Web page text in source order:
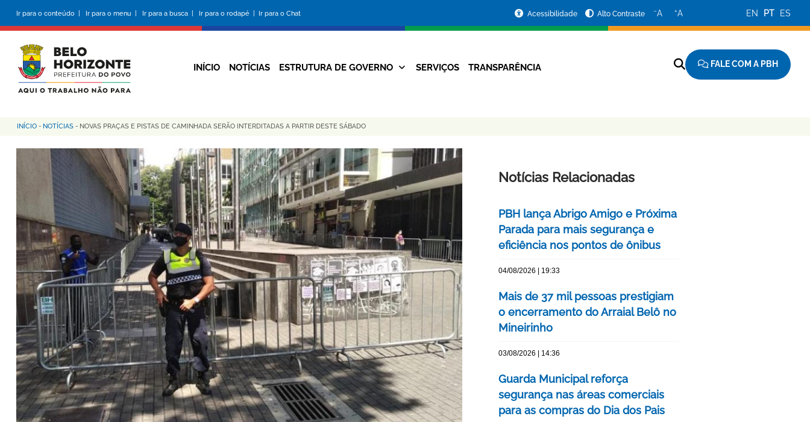
conteúdo
principal
Ir para o conteúdo | Ir para o menu | Ir para a busca | Ir para o rodapé | Ir para o Chat
da
Prefeitura
Acessibilidade Alto Contraste −A +A EN PT ES
Navegação
INÍCIO NOTÍCIAS ESTRUTURA DE GOVERNO SERVIÇOS TRANSPARÊNCIA FALE COM A PBH
Trilha
de
navegação
INÍCIO - NOTÍCIAS - NOVAS PRAÇAS E PISTAS DE CAMINHADA SERÃO INTERDITADAS A PARTIR DESTE SÁBADO
Notícias Relacionadas
PBH lança Abrigo Amigo e Próxima
Parada para mais segurança e
eficiência nos pontos de ônibus
04/08/2026 | 19:33
Mais de 37 mil pessoas prestigiam
o encerramento do Arraial Belô no
Mineirinho
03/08/2026 | 14:36
Guarda Municipal reforça
segurança nas áreas comerciais
para as compras do Dia dos Pais